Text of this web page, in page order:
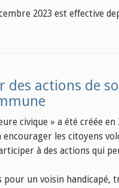
2023 est effective
des actions de
civique » a été créée en
encourager les citoyens
à des actions qui
un voisin handicapé,